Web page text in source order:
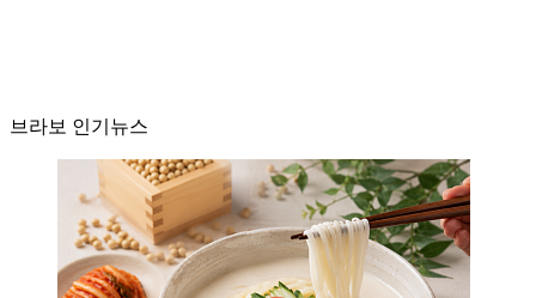
브라보 인기뉴스